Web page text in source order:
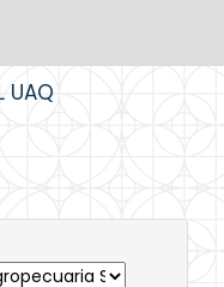
UAQ